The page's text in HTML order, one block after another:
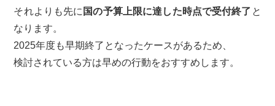
それよりも先に 国の予算上限に達した時点で受付終了 と
なります。
2025年度も早期終了となったケースがあるため、
検討されている方は早めの行動をおすすめします。